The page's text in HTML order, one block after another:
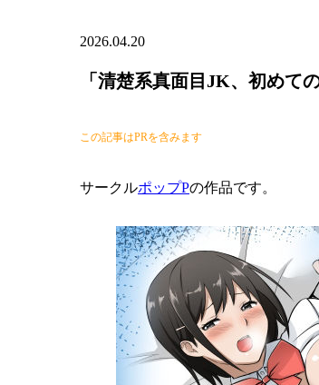
2026.04.20
「清楚系真面目JK、初めて
この記事はPRを含みます
サークルポップPの作品です。